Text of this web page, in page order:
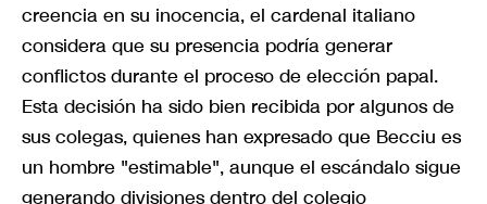
creencia en su inocencia, el cardenal italiano
considera que su presencia podría generar
conflictos durante el proceso de elección papal.
Esta decisión ha sido bien recibida por algunos de
sus colegas, quienes han expresado que Becciu es
un hombre "estimable", aunque el escándalo sigue
generando divisiones dentro del colegio